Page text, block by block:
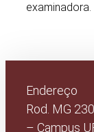
examinadora.
Endereço
Rod. MG
– Campus